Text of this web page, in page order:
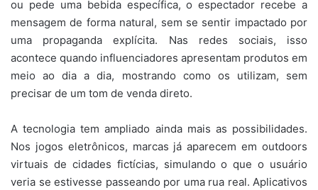
ou pede uma bebida específica, o espectador recebe a
mensagem de forma natural, sem se sentir impactado por
uma propaganda explícita. Nas redes sociais, isso
acontece quando influenciadores apresentam produtos em
meio ao dia a dia, mostrando como os utilizam, sem
precisar de um tom de venda direto.
A tecnologia tem ampliado ainda mais as possibilidades.
Nos jogos eletrônicos, marcas já aparecem em outdoors
virtuais de cidades fictícias, simulando o que o usuário
veria se estivesse passeando por uma rua real. Aplicativos